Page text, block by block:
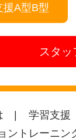
援A型B型
スタ
学習支援
ントレーニン